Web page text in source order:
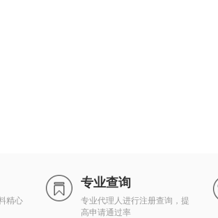
精心
专业查询
专业代理人进行注册查询，提
高申请通过率